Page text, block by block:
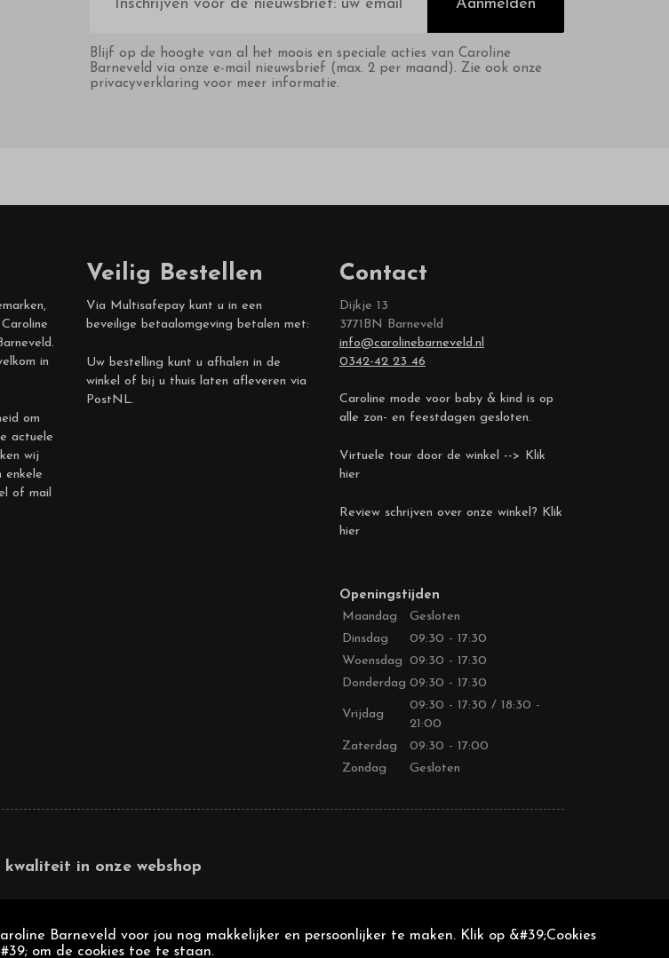
Aanmelden
Blijf op de hoogte van al het moois en speciale acties van Caroline
Barneveld via onze e-mail nieuwsbrief (max. 2 per maand). Zie ook onze
privacyverklaring voor meer informatie.
in
om
actuele
wij
enkele
of mail
Veilig Bestellen
Via Multisafepay kunt u in een
beveilige betaalomgeving betalen met:
Uw bestelling kunt u afhalen in de
winkel of bij u thuis laten afleveren via
PostNL.
Contact
Dijkje 13
3771BN Barneveld
info@carolinebarneveld.nl
0342-42 23 46
Caroline mode voor baby & kind is op
alle zon- en feestdagen gesloten.
Virtuele tour door de winkel --> Klik
hier
Review schrijven over onze winkel? Klik
hier
Openingstijden
Maandag
Gesloten
Dinsdag
09:30 - 17:30
Woensdag 09:30 - 17:30
Donderdag 09:30 - 17:30
Vrijdag
09:30 - 17:30 / 18:30 -
21:00
Zaterdag
09:30 - 17:00
Zondag
Gesloten
in onze webshop
Barneveld voor jou nog makkelijker en persoonlijker te maken. Klik op &#39;Cookies
om de cookies toe te staan.